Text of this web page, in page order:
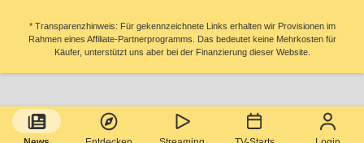
* Transparenzhinweis: Für gekennzeichnete Links erhalten wir Provisionen im
Rahmen eines Affiliate-Partnerprogramms. Das bedeutet keine Mehrkosten für
Käufer, unterstützt uns aber bei der Finanzierung dieser Website.